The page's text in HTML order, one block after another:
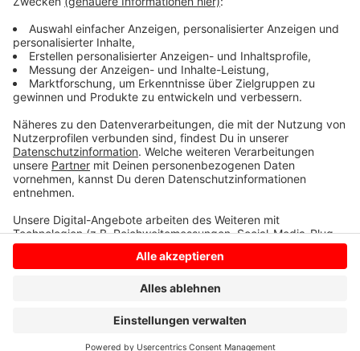
beendet. Das heißt konkret: Die Neuaufstellung von
Hülsta kommt voran. Ziel ist es die Hülsta-Werke
kurzfristig erfolgreich aus der Insolvenz zu holen.
Anzeige